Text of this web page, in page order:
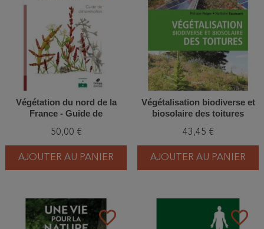
Végétation du nord de la
France - Guide de
50,00 €
AJOUTER AU PANIER
Végétalisation biodiverse et
biosolaire des toitures
43,45 €
AJOUTER AU PANIER
favorite_border favorite_border